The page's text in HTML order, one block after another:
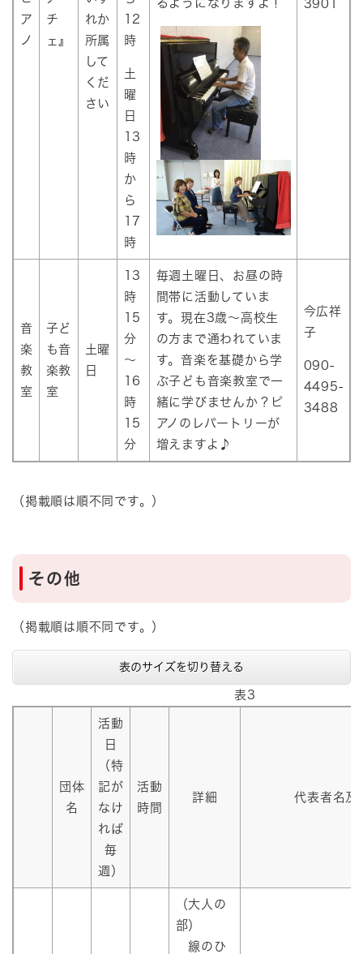
ア
ノ
チ
ェ』
れか
所属
して
くだ
さい
12
時
土
曜
日
13
時
か
ら
17
時
るようになりますよ！
3901
音
楽
教
室
子ど
も音
楽教
室
土曜
日
13
時
15
分
～
16
時
15
分
毎週土曜日、お昼の時
間帯に活動していま
す。現在3歳～高校生
の方まで通われていま
す。音楽を基礎から学
ぶ子ども音楽教室で一
緒に学びませんか？ピ
アノのレパートリーが
増えますよ♪
今広祥
子
090-
4495-
3488
（掲載順は順不同です。）
その他
（掲載順は順不同です。）
表のサイズを切り替える
表3
団体
名
活動
日
（特
記が
なけ
れば
毎
週）
活動
時間
詳細 代表者名及
（大人の
部）
線のひ